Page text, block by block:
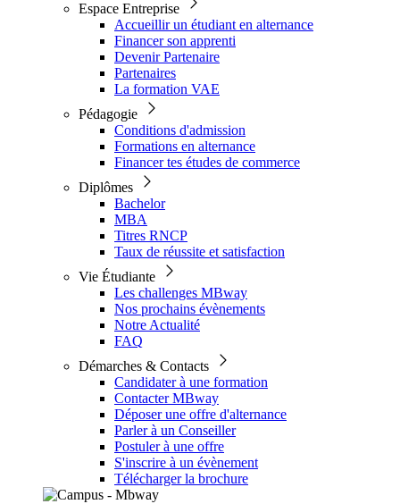
Espace Entreprise
Accueillir un étudiant en alternance
Financer son apprenti
Devenir Partenaire
Partenaires
La formation VAE
Pédagogie
Conditions d'admission
Formations en alternance
Financer tes études de commerce
Diplômes
Bachelor
MBA
Titres RNCP
Taux de réussite et satisfaction
Vie Étudiante
Les challenges MBway
Nos prochains évènements
Notre Actualité
FAQ
Démarches & Contacts
Candidater à une formation
Contacter MBway
Déposer une offre d'alternance
Parler à un Conseiller
Postuler à une offre
S'inscrire à un évènement
Télécharger la brochure